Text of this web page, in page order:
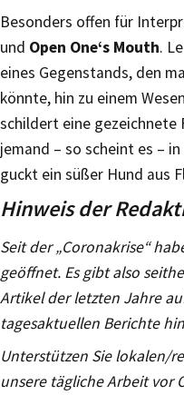
Besonders offen für
und Open One‘s Mouth.
eines Gegenstands, den
könnte, hin zu einem
schildert eine gezeichnete
jemand – so scheint es –
guckt ein süßer Hund aus
Hinweis der
Seit der „Coronakrise“
geöffnet. Es gibt also
Artikel der letzten Jahre
tagesaktuellen Berichte
Unterstützen Sie lokalen/
unsere tägliche Arbeit vor